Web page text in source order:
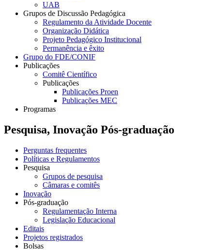
UAB
Grupos de Discussão Pedagógica
Regulamento da Atividade Docente
Organização Didática
Projeto Pedagógico Institucional
Permanência e êxito
Grupo do FDE/CONIF
Publicações
Comitê Científico
Publicações
Publicações Proen
Publicações MEC
Programas
Pesquisa, Inovação Pós-graduação
Perguntas frequentes
Políticas e Regulamentos
Pesquisa
Grupos de pesquisa
Câmaras e comitês
Inovação
Pós-graduação
Regulamentação Interna
Legislação Educacional
Editais
Projetos registrados
Bolsas